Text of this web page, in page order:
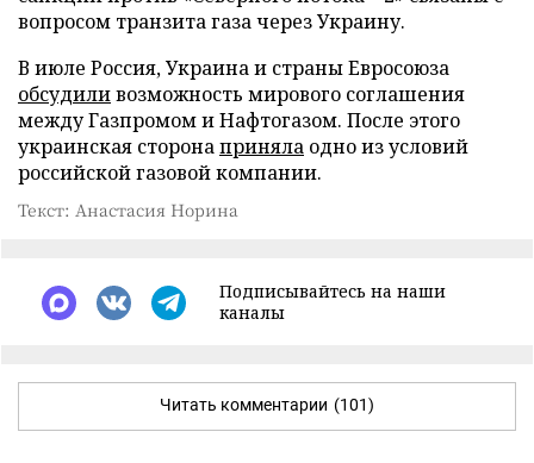
вопросом транзита газа через Украину.
В июле Россия, Украина и страны Евросоюза
обсудиливозможность мирового соглашения
между Газпромом и Нафтогазом. После этого
украинская сторонаприняла одно из условий
российской газовой компании.
Текст: Анастасия Норина
Подписывайтесь на наши
каналы
Читать комментарии (101)